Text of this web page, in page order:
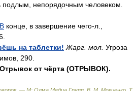
подлым, непорядочным человеком.
В конце, в завершение чего-л.,
на таблетки! Жарг. мол. Угроза
290.
Отрывок от чёрта (ОТРЫВОК).